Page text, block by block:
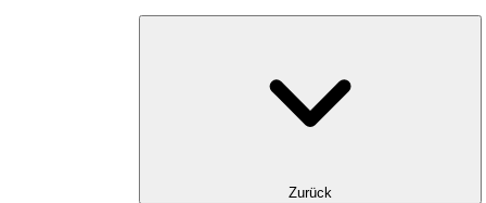
Zurück